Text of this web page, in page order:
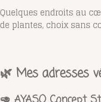
Quelques endroits au
de plantes, choix sans
🌿 Mes adresses